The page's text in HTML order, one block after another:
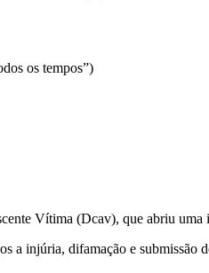
os tempos”)
Vítima (Dcav), que abriu uma
a injúria, difamação e